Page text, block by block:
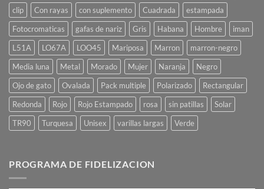
clip
Con rayas con suplemento Cuadrada
estampada
Fotocromaticas
gafas de nariz Gris Habana Hombre
iman
L51A
LO67A LOO45 Mariposa Marron
marron-negro
Media luna
Metal Morado Mujer Naranja
Negro
Ojo de gato
Ovalada Pack multiple Polarizado
Rectangular
Redonda
Rojo Rojo Estampado rosa sin patillas
Solar
TR90
Turquesa Unisex varillas largas Verde
PROGRAMA DE FIDELIZACION